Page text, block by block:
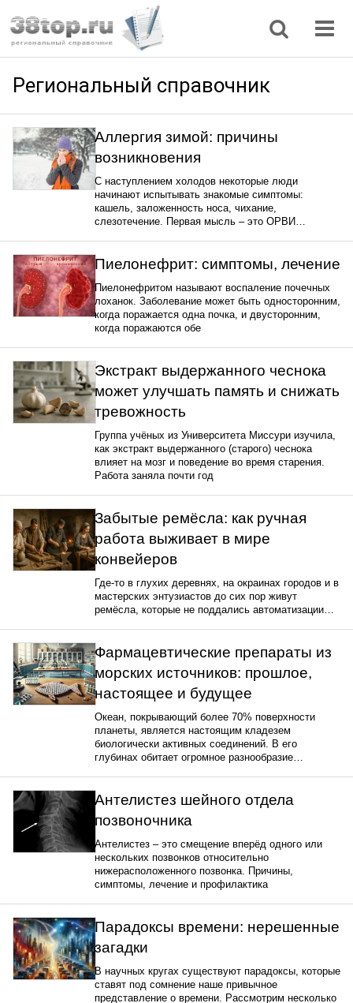
Региональный справочник
Аллергия зимой: причины
возникновения
С наступлением холодов некоторые люди
начинают испытывать знакомые симптомы:
кашель, заложенность носа, чихание,
слезотечение. Первая мысль – это ОРВИ…
Пиелонефрит: симптомы, лечение
Пиелонефритом называют воспаление почечных
лоханок. Заболевание может быть односторонним,
когда поражается одна почка, и двусторонним,
когда поражаются обе
Экстракт выдержанного чеснока
может улучшать память и снижать
тревожность
Группа учёных из Университета Миссури изучила,
как экстракт выдержанного (старого) чеснока
влияет на мозг и поведение во время старения.
Работа заняла почти год
Забытые ремёсла: как ручная
работа выживает в мире
конвейеров
Где-то в глухих деревнях, на окраинах городов и в
мастерских энтузиастов до сих пор живут
ремёсла, которые не поддались автоматизации…
Фармацевтические препараты из
морских источников: прошлое,
настоящее и будущее
Океан, покрывающий более 70% поверхности
планеты, является настоящим кладезем
биологически активных соединений. В его
глубинах обитает огромное разнообразие…
Антелистез шейного отдела
позвоночника
Антелистез – это смещение вперёд одного или
нескольких позвонков относительно
нижерасположенного позвонка. Причины,
симптомы, лечение и профилактика
Парадоксы времени: нерешенные
загадки
В научных кругах существуют парадоксы, которые
ставят под сомнение наше привычное
представление о времени. Рассмотрим несколько